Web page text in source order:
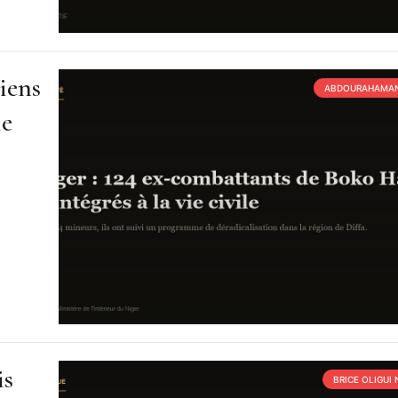
BRICE OLIGUI